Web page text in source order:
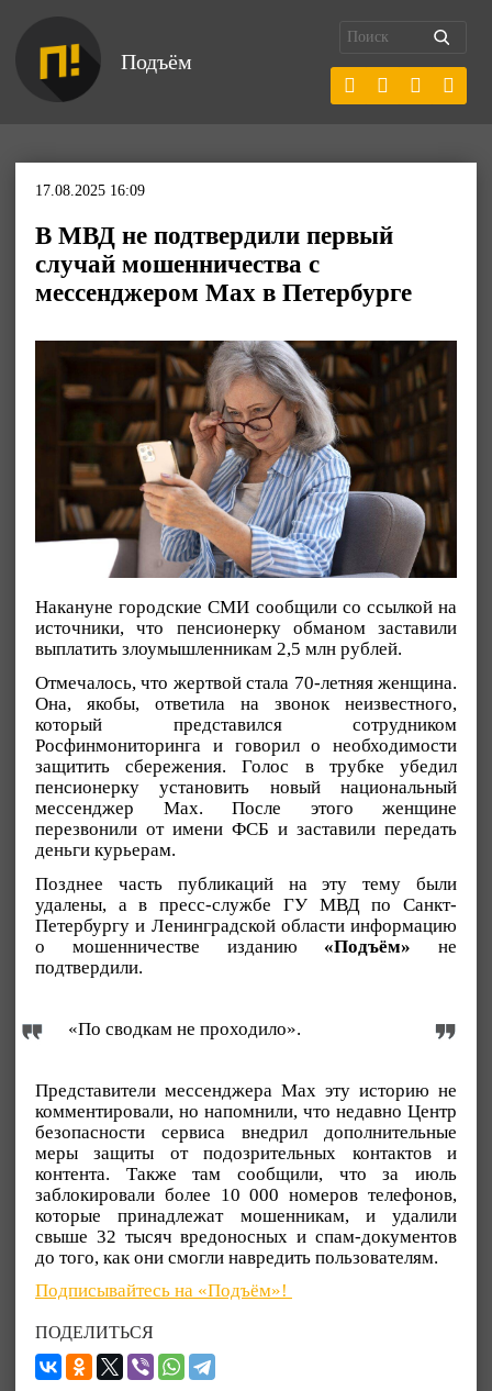
Подъём
17.08.2025 16:09
В МВД не подтвердили первый
случай мошенничества с
мессенджером Max в Петербурге
Накануне городские СМИ сообщили со ссылкой на
источники, что пенсионерку обманом заставили
выплатить злоумышленникам 2,5 млн рублей.
Отмечалось, что жертвой стала 70-летняя женщина.
Она, якобы, ответила на звонок неизвестного,
который представился сотрудником
Росфинмониторинга и говорил о необходимости
защитить сбережения. Голос в трубке убедил
пенсионерку установить новый национальный
мессенджер Max. После этого женщине
перезвонили от имени ФСБ и заставили передать
деньги курьерам.
Позднее часть публикаций на эту тему были
удалены, а в пресс-службе ГУ МВД по Санкт-
Петербургу и Ленинградской области информацию
о мошенничестве изданию «Подъём» не
подтвердили.
«По сводкам не проходило».
Представители мессенджера Max эту историю не
комментировали, но напомнили, что недавно Центр
безопасности сервиса внедрил дополнительные
меры защиты от подозрительных контактов и
контента. Также там сообщили, что за июль
заблокировали более 10 000 номеров телефонов,
которые принадлежат мошенникам, и удалили
свыше 32 тысяч вредоносных и спам-документов
до того, как они смогли навредить пользователям.
Подписывайтесь на «Подъём»!
ПОДЕЛИТЬСЯ